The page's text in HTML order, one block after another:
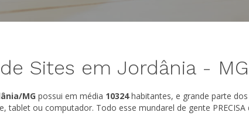
Sites em Jordânia - MG
MG possui em média 10324habitantes, e grande parte
tablet ou computador. Todo esse mundarel de gente